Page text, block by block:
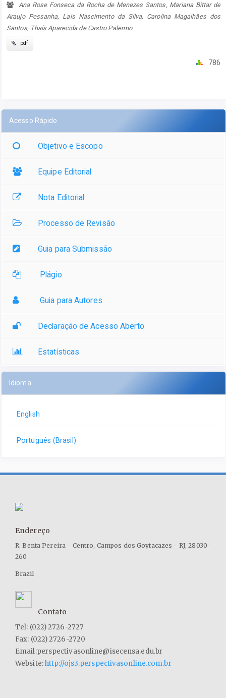
Ana Rose Fonseca da Rocha de Menezes Santos, Mariana Bittar de
Araujo Pessanha, Lais Nascimento da Silva, Carolina Magalhães dos
Santos, Thaís Aparecida de Castro Palermo
pdf
786
Acesso Rápido
Objetivo e Escopo
Equipe Editorial
Nota Editorial
Processo de Revisão
Guia para Submissão
Plágio
Guia para Autores
Declaração de Acesso Aberto
Estatísticas
Idioma
English
Português (Brasil)
Endereço
R. Benta Pereira - Centro, Campos dos Goytacazes - RJ, 28030-
260
Brazil
Contato
Tel: (022) 2726-2727
Fax: (022) 2726-2720
Email:perspectivasonline@isecensa.edu.br
Website:http://ojs3.perspectivasonline.com.br